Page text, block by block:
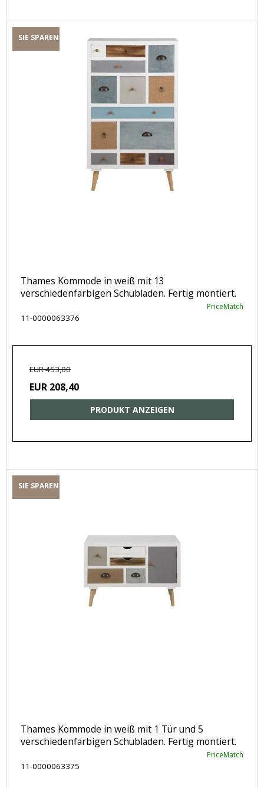
SIE SPAREN
Thames Kommode in weiß mit 13
verschiedenfarbigen Schubladen. Fertig montiert.
PriceMatch
11-0000063376
EUR 453,00
EUR 208,40
PRODUKT ANZEIGEN
SIE SPAREN
Thames Kommode in weiß mit 1 Tür und 5
verschiedenfarbigen Schubladen. Fertig montiert.
PriceMatch
11-0000063375